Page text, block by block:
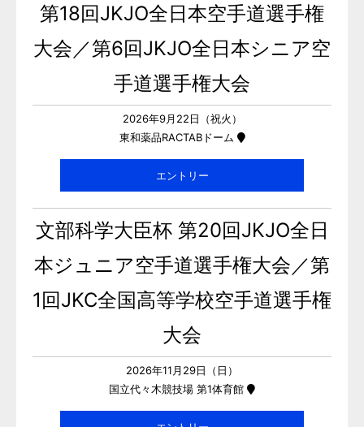
第18回JKJO全日本空手道選手権
大会／第6回JKJO全日本シニア空
手道選手権大会
2026年9月22日（祝火）
東和薬品RACTABドーム
エントリー
文部科学大臣杯 第20回JKJO全日
本ジュニア空手道選手権大会／第
1回JKC全国高等学校空手道選手権
大会
2026年11月29日（日）
国立代々木競技場 第1体育館